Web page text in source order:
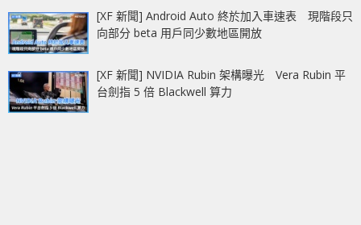
[XF 新聞] Android Auto 終於加入車速表 現階段只
向部分 beta 用戶同少數地區開放
[XF 新聞] NVIDIA Rubin 架構曝光 Vera Rubin 平
台劍指 5 倍 Blackwell 算力